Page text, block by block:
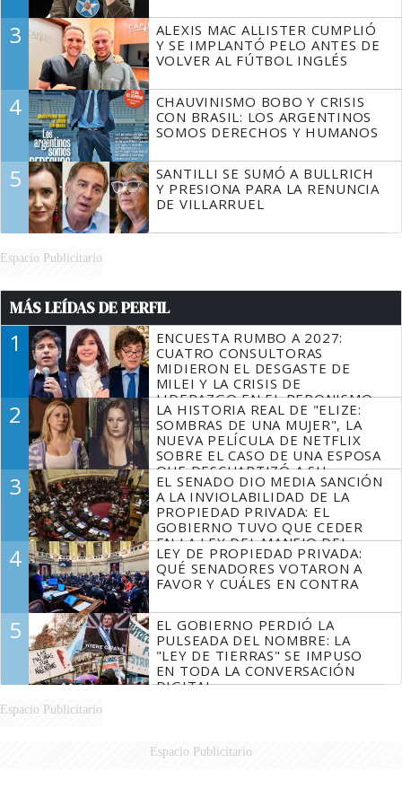
3
ALEXIS MAC ALLISTER CUMPLIÓ
Y SE IMPLANTÓ PELO ANTES DE
VOLVER AL FÚTBOL INGLÉS
4
CHAUVINISMO BOBO Y CRISIS
CON BRASIL: LOS ARGENTINOS
SOMOS DERECHOS Y HUMANOS
5
SANTILLI SE SUMÓ A BULLRICH
Y PRESIONA PARA LA RENUNCIA
DE VILLARRUEL
Espacio Publicitario
MÁS LEÍDAS DE PERFIL
1
ENCUESTA RUMBO A 2027:
CUATRO CONSULTORAS
MIDIERON EL DESGASTE DE
MILEI Y LA CRISIS DE
LIDERAZGO EN EL PERONISMO
2
LA HISTORIA REAL DE "ELIZE:
SOMBRAS DE UNA MUJER", LA
NUEVA PELÍCULA DE NETFLIX
SOBRE EL CASO DE UNA ESPOSA
QUE DESCUARTIZÓ A SU
MARIDO
3
EL SENADO DIO MEDIA SANCIÓN
A LA INVIOLABILIDAD DE LA
PROPIEDAD PRIVADA: EL
GOBIERNO TUVO QUE CEDER
EN LA LEY DEL MANEJO DEL
FUEGO
4
LEY DE PROPIEDAD PRIVADA:
QUÉ SENADORES VOTARON A
FAVOR Y CUÁLES EN CONTRA
5
EL GOBIERNO PERDIÓ LA
PULSEADA DEL NOMBRE: LA
"LEY DE TIERRAS" SE IMPUSO
EN TODA LA CONVERSACIÓN
DIGITAL
Espacio Publicitario
Espacio Publicitario